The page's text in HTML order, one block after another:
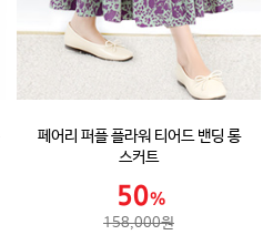
페어리 퍼플 플라워 티어드 밴딩 롱
스커트
158,000원